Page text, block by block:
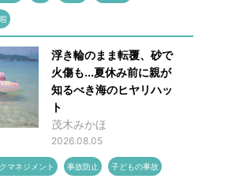
浮き輪のまま転覆、砂で
火傷も...夏休み前に親が
知るべき海のヒヤリハッ
ト
茂木みかほ
2026.08.05
マネジメント 事故防止 子どもの事故